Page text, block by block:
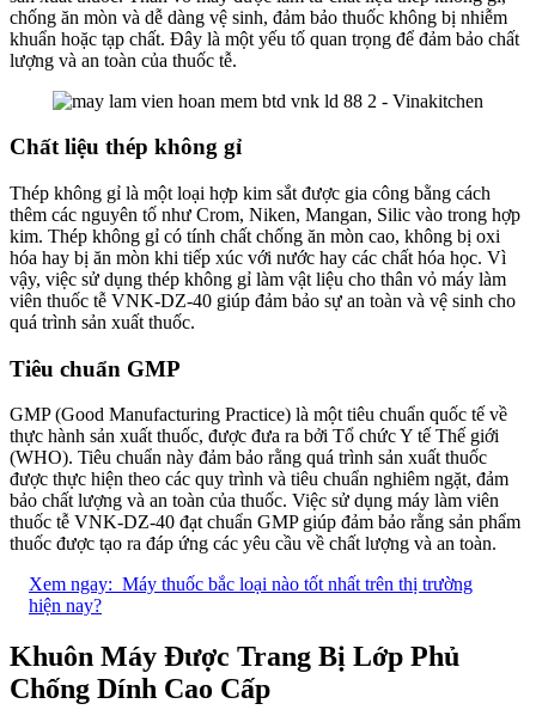
chống ăn mòn và dễ dàng vệ sinh, đảm bảo thuốc không bị nhiễm
khuẩn hoặc tạp chất. Đây là một yếu tố quan trọng để đảm bảo chất
lượng và an toàn của thuốc tễ.
Chất liệu thép không gỉ
Thép không gỉ là một loại hợp kim sắt được gia công bằng cách
thêm các nguyên tố như Crom, Niken, Mangan, Silic vào trong hợp
kim. Thép không gỉ có tính chất chống ăn mòn cao, không bị oxi
hóa hay bị ăn mòn khi tiếp xúc với nước hay các chất hóa học. Vì
vậy, việc sử dụng thép không gỉ làm vật liệu cho thân vỏ máy làm
viên thuốc tễ VNK-DZ-40 giúp đảm bảo sự an toàn và vệ sinh cho
quá trình sản xuất thuốc.
Tiêu chuẩn GMP
GMP (Good Manufacturing Practice) là một tiêu chuẩn quốc tế về
thực hành sản xuất thuốc, được đưa ra bởi Tổ chức Y tế Thế giới
(WHO). Tiêu chuẩn này đảm bảo rằng quá trình sản xuất thuốc
được thực hiện theo các quy trình và tiêu chuẩn nghiêm ngặt, đảm
bảo chất lượng và an toàn của thuốc. Việc sử dụng máy làm viên
thuốc tễ VNK-DZ-40 đạt chuẩn GMP giúp đảm bảo rằng sản phẩm
thuốc được tạo ra đáp ứng các yêu cầu về chất lượng và an toàn.
Xem ngay: Máy thuốc bắc loại nào tốt nhất trên thị trường
hiện nay?
Khuôn Máy Được Trang Bị Lớp Phủ
Chống Dính Cao Cấp